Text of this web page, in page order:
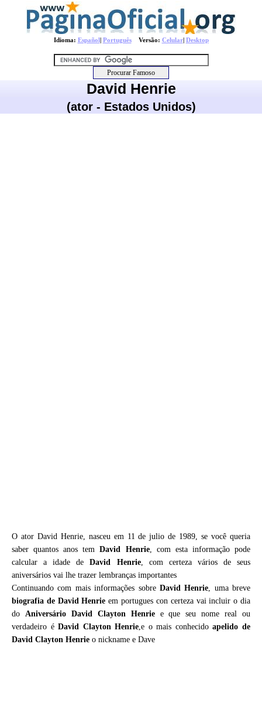
Idioma: Español| PortuguêsVersão: Celular| Desktop
David Henrie
(ator - Estados Unidos)
O ator David Henrie, nasceu em 11 de julio de 1989, se você queria
saber quantos anos temDavid Henrie, com esta informação pode
calcular a idade deDavid Henrie, com certeza vários de seus
aniversários vai lhe trazer lembranças importantes
Continuando com mais informações sobre David Henrie, uma breve
biografia de David Henrie em portugues con certeza vai incluir o dia
do Aniversário David Clayton Henriee que seu nome real ou
verdadeiro éDavid Clayton Henrie,e o mais conhecidoapelido de
David Clayton Henrie o nickname e Dave